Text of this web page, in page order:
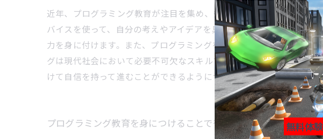
近年、プログラミング教育が注目を集め、多くの子供たちが学んで
バイスを使って、自分の考えやアイデアを具現化することです。子
力を身に付けます。また、プログラミングを通して、コードを書く
グは現代社会において必要不可欠なスキルであり、学んだ知識を将
けて自信を持って進むことができるようにサポートする大切な教育の
プログラミング教育を身につけることで得られる就職メリットと
無料体